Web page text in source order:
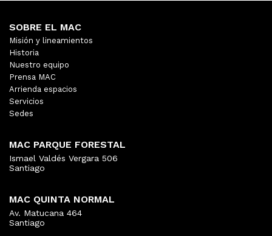
SOBRE EL MAC
Misión y lineamientos
Historia
Nuestro equipo
Prensa MAC
Arrienda espacios
Servicios
Sedes
MAC PARQUE FORESTAL
Ismael Valdés Vergara 506
Santiago
MAC QUINTA NORMAL
Av. Matucana 464
Santiago